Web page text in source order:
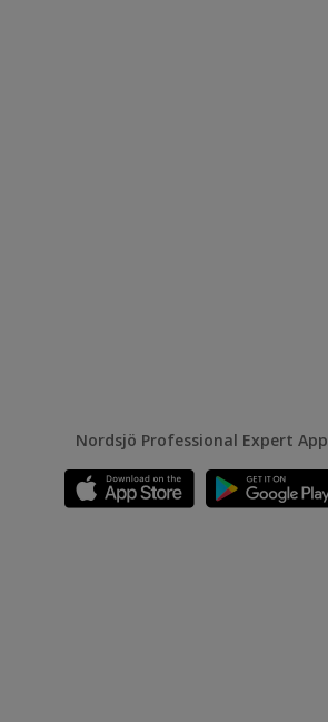
Nordsjö Professional Expert App